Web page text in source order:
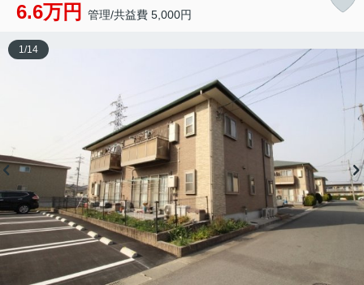
6.6万円 管理/共益費 5,000円
1/14